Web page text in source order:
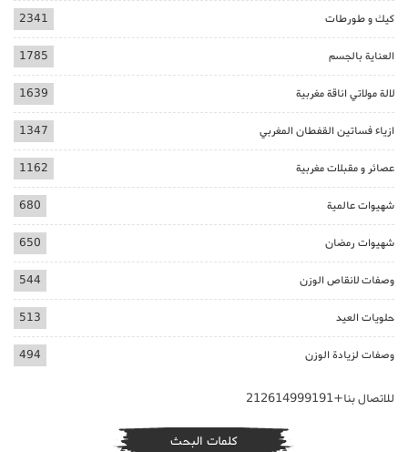
كيك و طورطات 2341
العناية بالجسم 1785
لالة مولاتي اناقة مغربية 1639
ازياء فساتين القفطان المغربي 1347
عصائر و مقبلات مغربية 1162
شهيوات عالمية 680
شهيوات رمضان 650
وصفات لانقاص الوزن 544
حلويات العيد 513
وصفات لزيادة الوزن 494
للاتصال بنا+212614999191
كلمات البحث